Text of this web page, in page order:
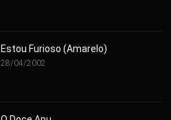
Estou Furioso (Amarelo)
28/04/2002